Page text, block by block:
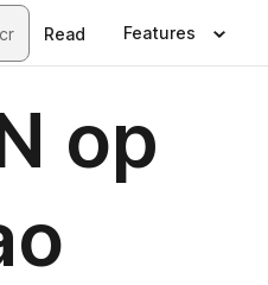
Read Features
op